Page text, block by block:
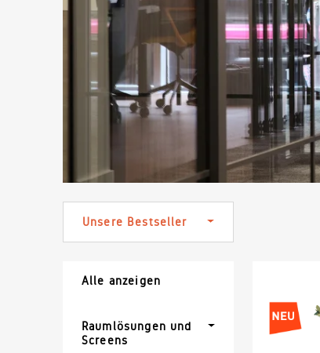
Zuverlässige Lieferung und fachgerechte Montage
Kundenservice
Unser kompetentes Service-Team steht Ihnen zur
Unsere Standorte
Tauchen Sie ein in die Welt von König + Neurath.
Lassen Sie sich inspirieren. Wir beraten Sie gerne.
Unsere Bestseller
Alle anzeigen
Raumlösungen und
Screens